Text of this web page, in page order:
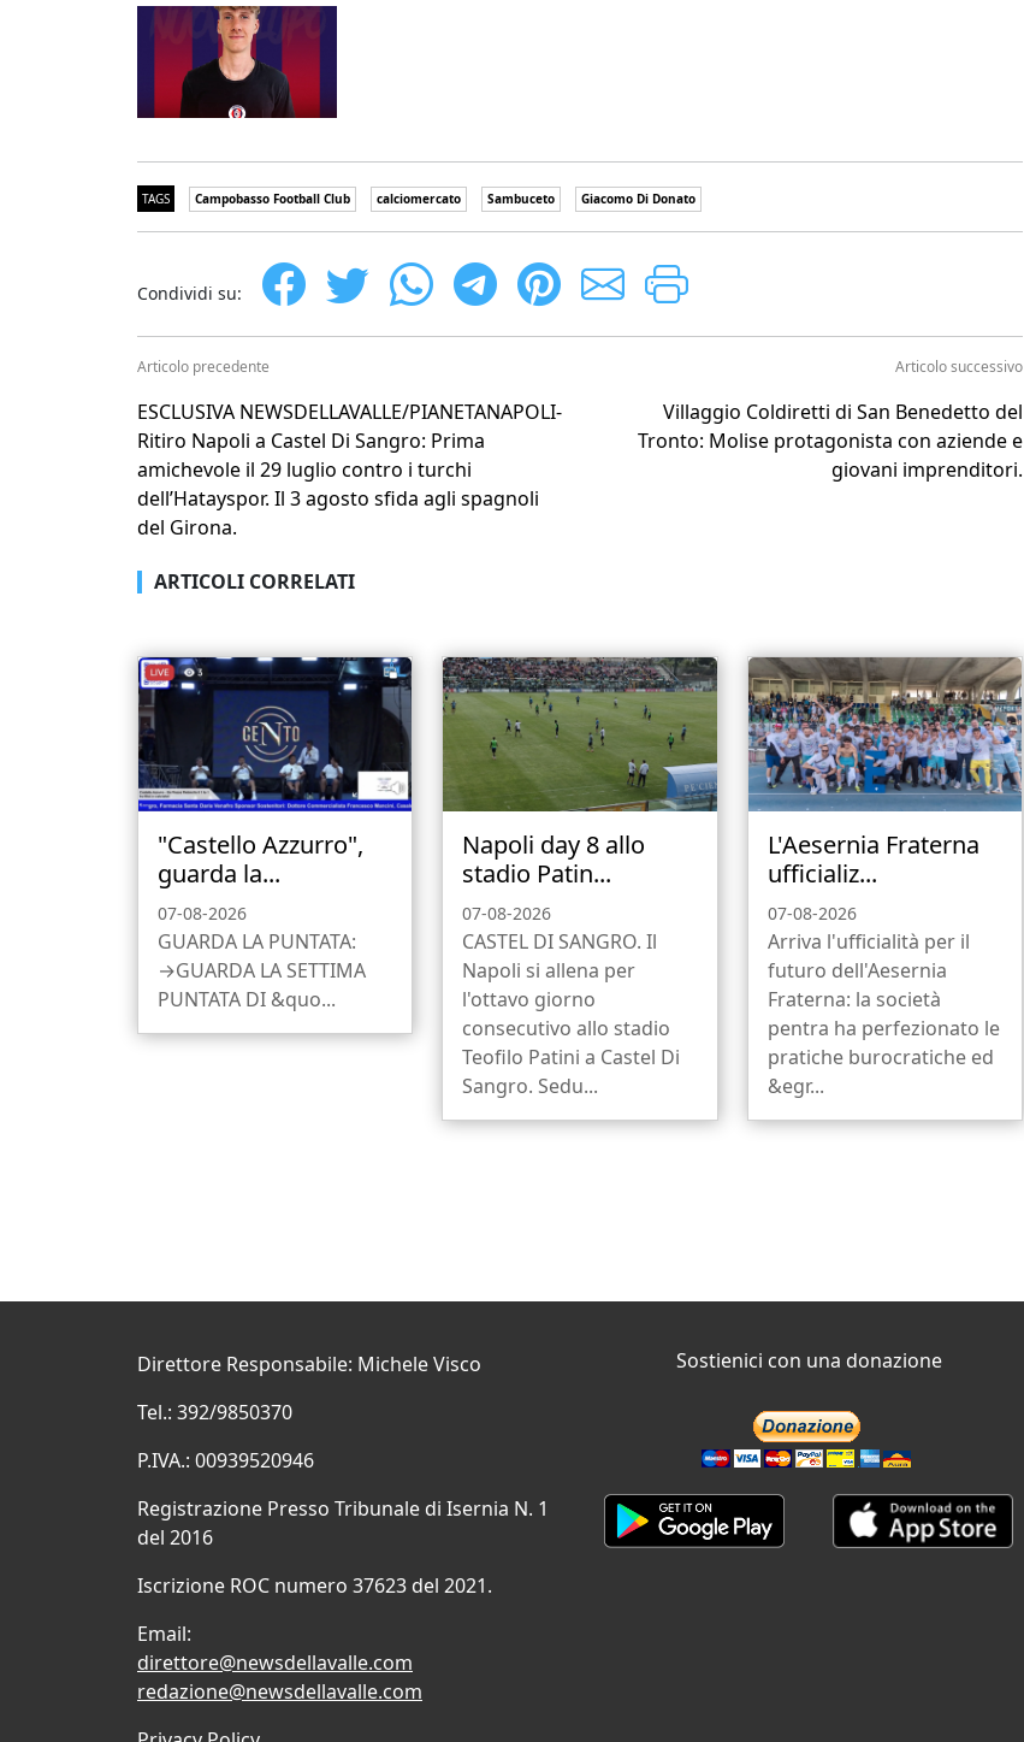
TAGS Campobasso Football Club calciomercato Sambuceto Giacomo Di Donato
Condividi su:
Articolo precedente
ESCLUSIVA NEWSDELLAVALLE/PIANETANAPOLI-
Ritiro Napoli a Castel Di Sangro: Prima
amichevole il 29 luglio contro i turchi
dell’Hatayspor. Il 3 agosto sfida agli spagnoli
del Girona.
Articolo successivo
Villaggio Coldiretti di San Benedetto del
Tronto: Molise protagonista con aziende e
giovani imprenditori.
ARTICOLI CORRELATI
"Castello Azzurro",
guarda la...
07-08-2026
GUARDA LA PUNTATA:
→GUARDA LA SETTIMA
PUNTATA DI &quo...
Napoli day 8 allo
stadio Patin...
07-08-2026
CASTEL DI SANGRO. Il
Napoli si allena per
l'ottavo giorno
consecutivo allo stadio
Teofilo Patini a Castel Di
Sangro. Sedu...
L'Aesernia Fraterna
ufficializ...
07-08-2026
Arriva l'ufficialità per il
futuro dell'Aesernia
Fraterna: la società
pentra ha perfezionato le
pratiche burocratiche ed
&egr...
Direttore Responsabile: Michele Visco
Tel.: 392/9850370
P.IVA.: 00939520946
Registrazione Presso Tribunale di Isernia N. 1
del 2016
Iscrizione ROC numero 37623 del 2021.
Email:
direttore@newsdellavalle.com
redazione@newsdellavalle.com
Sostienici con una donazione